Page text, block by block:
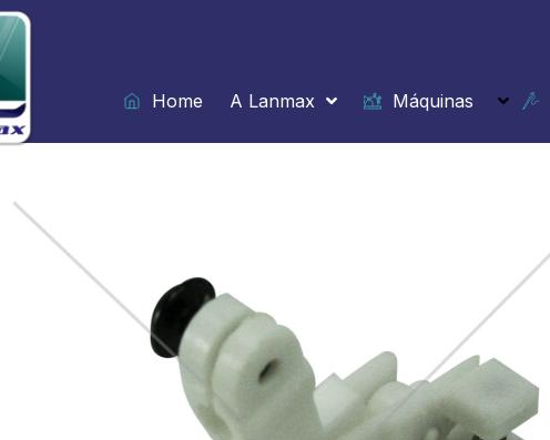
Ir
para
o
conteúdo
Home
A Lanmax Máquinas